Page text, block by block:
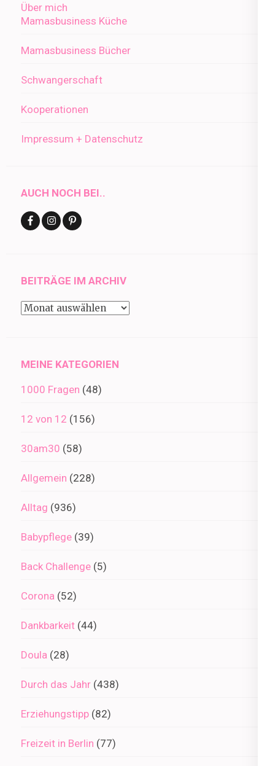
Über mich
Mamasbusiness Küche
Mamasbusiness Bücher
Schwangerschaft
Kooperationen
Impressum + Datenschutz
AUCH NOCH BEI..
BEITRÄGE IM ARCHIV
Beiträge
MEINE KATEGORIEN
1000 Fragen (48)
12 von 12 (156)
30am30 (58)
Allgemein (228)
Alltag (936)
Babypflege (39)
Back Challenge (5)
Corona (52)
Dankbarkeit (44)
Doula (28)
Durch das Jahr (438)
Erziehungstipp (82)
Freizeit in Berlin (77)